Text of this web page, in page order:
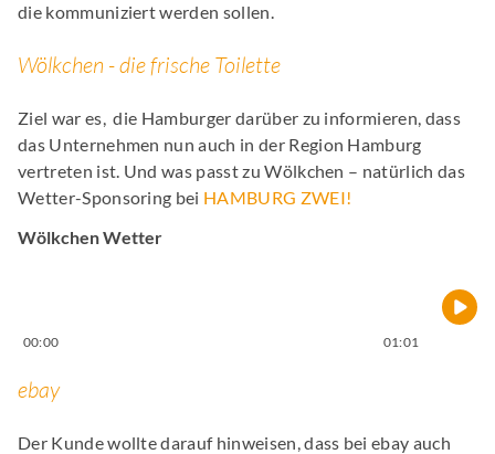
die kommuniziert werden sollen.
Wölkchen - die frische Toilette
Ziel war es, die Hamburger darüber zu informieren, dass
das Unternehmen nun auch in der Region Hamburg
vertreten ist. Und was passt zu Wölkchen – natürlich das
Wetter-Sponsoring bei HAMBURG ZWEI!
Wölkchen Wetter
00:00 01:01
ebay
Der Kunde wollte darauf hinweisen, dass bei ebay auch